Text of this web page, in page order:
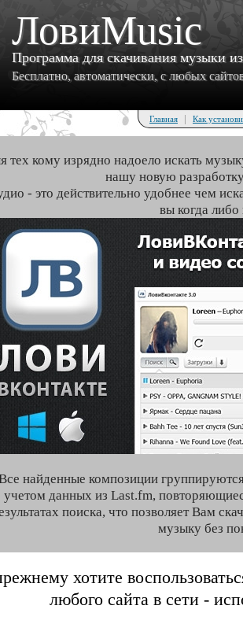
ЛовиMusic
Программа для скачивания музыки
Бесплатно, автоматически, с любых
Главная | Как
тех кому изрядно надоело искать
нашу новую
- это действительно удобнее чем
вы когда либо
найденные композиции
учетом данных из Last.fm,
поиска, что позволяет Вам
музыку без
хотите
любого сайта в сети -